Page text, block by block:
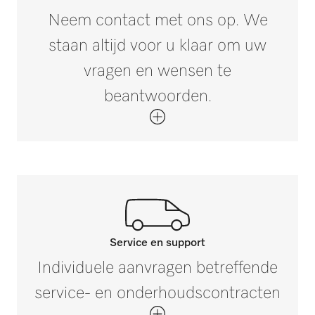
Neem contact met ons op. We
staan altijd voor u klaar om uw
vragen en wensen te
beantwoorden.
Neem contact op met onze
experts.
Service en support
Individuele aanvragen betreffende
service- en onderhoudscontracten